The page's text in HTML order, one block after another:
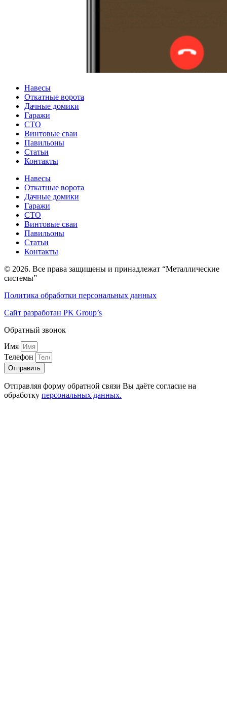
Навесы
Откатные ворота
Дачные домики
Гаражи
СТО
Винтовые сваи
Павильоны
Статьи
Контакты
Навесы
Откатные ворота
Дачные домики
Гаражи
СТО
Винтовые сваи
Павильоны
Статьи
Контакты
© 2026. Все права защищены и принадлежат “Металлические
системы”
Политика обработки персональных данных
Сайт разработан PK Group’s
Обратный звонок
Имя
Телефон
Отправить
Отправляя форму обратной связи Вы даёте согласие на
обработку персональных данных.